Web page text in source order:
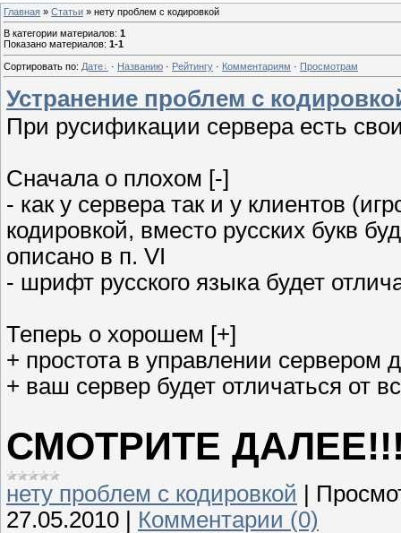
Главная » Статьи » нету проблем с кодировкой
В категории материалов: 1
Показано материалов: 1-1
Сортировать по: Дате · Названию · Рейтингу · Комментариям · Просмотрам
Устранение проблем с
При русификации сервера есть
Сначала о плохом [-]
- как у сервера так и у клиентов
кодировкой, вместо русских букв
описано в п. VI
- шрифт русского языка будет
Теперь о хорошем [+]
+ простота в управлении сервером
+ ваш сервер будет отличаться от
СМОТРИТЕ
нету проблем с кодировкой |
27.05.2010 | Комментарии (0)